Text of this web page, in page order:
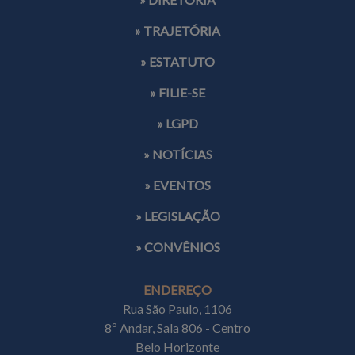
» TRAJETÓRIA
» ESTATUTO
» FILIE-SE
» LGPD
» NOTÍCIAS
» EVENTOS
» LEGISLAÇÃO
» CONVÊNIOS
ENDEREÇO
Rua São Paulo, 1106
8º Andar, Sala 806 - Centro
Belo Horizonte